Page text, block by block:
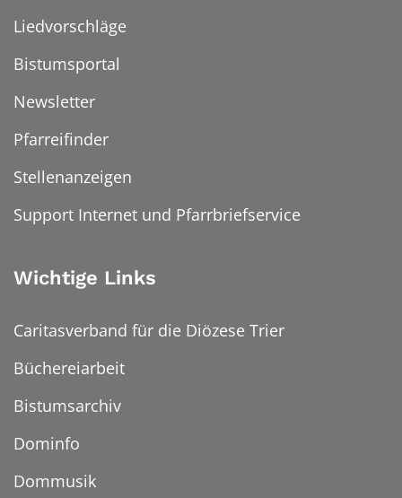
Liedvorschläge
Bistumsportal
Newsletter
Pfarreifinder
Stellenanzeigen
Support Internet und Pfarrbriefservice
Wichtige Links
Caritasverband für die Diözese Trier
Büchereiarbeit
Bistumsarchiv
Dominfo
Dommusik